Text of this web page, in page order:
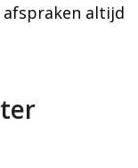
altijd